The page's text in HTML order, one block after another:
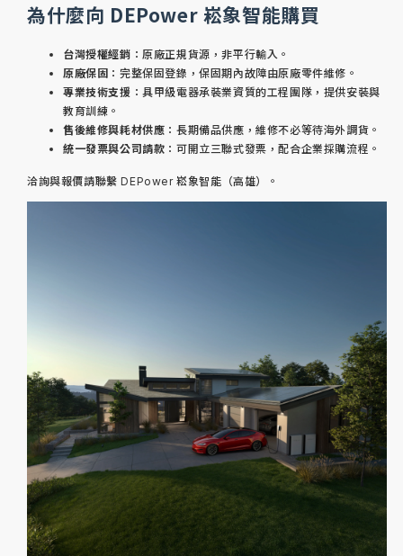
為什麼向 DEPower 崧象智能購買
台灣授權經銷 ：原廠正規貨源，非平行輸入。
原廠保固 ：完整保固登錄，保固期內故障由原廠零件維修。
專業技術支援 ：具甲級電器承裝業資質的工程團隊，提供安裝與
教育訓練。
售後維修與耗材供應 ：長期備品供應，維修不必等待海外調貨。
統一發票與公司請款 ：可開立三聯式發票，配合企業採購流程。
洽詢與報價請聯繫 DEPower 崧象智能（高雄）。